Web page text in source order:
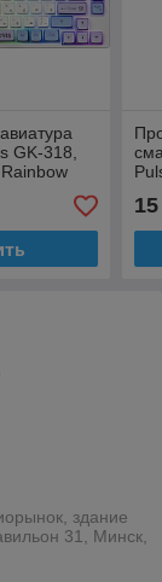
GK-318,
15
здание
31, Минск,